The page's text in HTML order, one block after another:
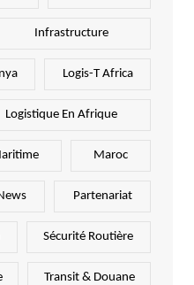
Infrastructure
Logis-T Africa
Logistique En Afrique
Maroc
Partenariat
Sécurité Routière
Transit & Douane